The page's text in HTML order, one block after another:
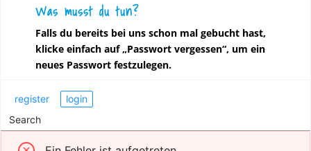
Was musst du tun?
Falls du bereits bei uns schon mal gebucht hast,
klicke einfach auf „Passwort vergessen“, um ein
neues Passwort festzulegen.